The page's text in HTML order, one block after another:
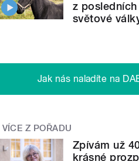
z
světové
Jak nás naladíte na
VÍCE Z POŘADU
Zpívám už
krásné